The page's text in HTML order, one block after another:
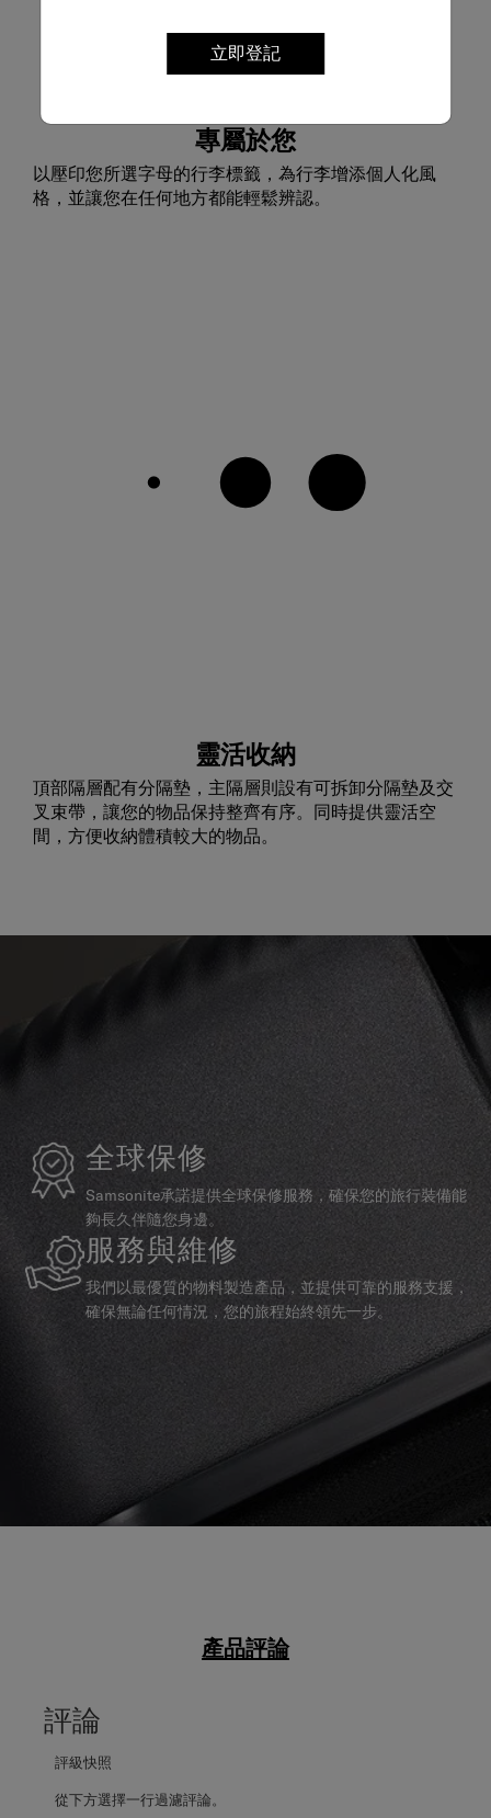
立即登記
專屬於您
以壓印您所選字母的行李標籤，為行李增添個人化風
格，並讓您在任何地方都能輕鬆辨認。
靈活收納
頂部隔層配有分隔墊，主隔層則設有可拆卸分隔墊及交
叉束帶，讓您的物品保持整齊有序。同時提供靈活空
間，方便收納體積較大的物品。
全球保修
Samsonite承諾提供全球保修服務，確保您的旅行裝備能
夠長久伴隨您身邊。
服務與維修
我們以最優質的物料製造產品，並提供可靠的服務支援，
確保無論任何情況，您的旅程始終領先一步。
產品評論
評論
評級快照
從下方選擇一行過濾評論。